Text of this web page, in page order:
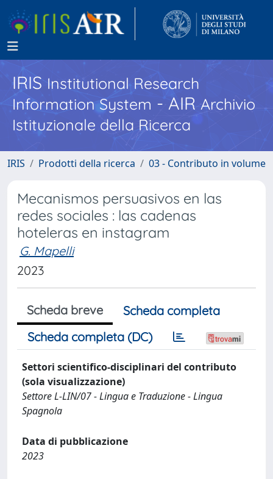
IRISInstitutional Research
Information System - AIR Archivio
Istituzionale della Ricerca
IRIS Prodotti della ricerca 03 - Contributo in volume
Mecanismos persuasivos en las
redes sociales : las cadenas
hoteleras en instagram
G. Mapelli
2023
Scheda breve
Scheda completa
Scheda completa (DC)
Settori scientifico-disciplinari del contributo
(sola visualizzazione)
Settore L-LIN/07 - Lingua e Traduzione - Lingua
Spagnola
Data di pubblicazione
2023